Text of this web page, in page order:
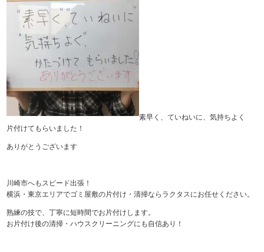
素早く、ていねいに、気持ちよく
片付けてもらいました！
ありがとうございます
川崎市へもスピード出張！
横浜・東京エリアでゴミ屋敷の片付け・清掃ならラクタスにお任せください。
熟練の技で、丁寧に短時間でお片付けします。
お片付け後の清掃・ハウスクリーニングにも自信あり！